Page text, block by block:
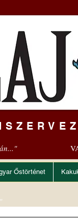
Őstörténet